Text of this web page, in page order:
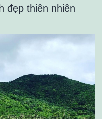
đẹp thiên nhiên